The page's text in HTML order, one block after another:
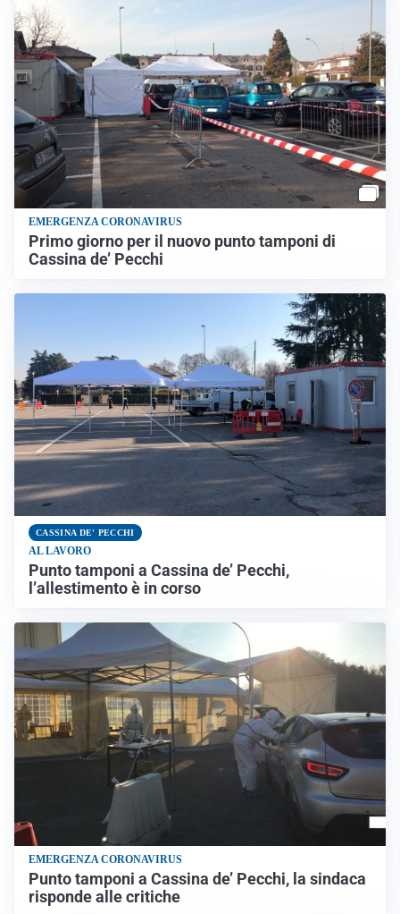
EMERGENZA CORONAVIRUS
Primo giorno per il nuovo punto tamponi di
Cassina de’ Pecchi
CASSINA DE' PECCHI
AL LAVORO
Punto tamponi a Cassina de’ Pecchi,
l’allestimento è in corso
EMERGENZA CORONAVIRUS
Punto tamponi a Cassina de’ Pecchi, la sindaca
risponde alle critiche